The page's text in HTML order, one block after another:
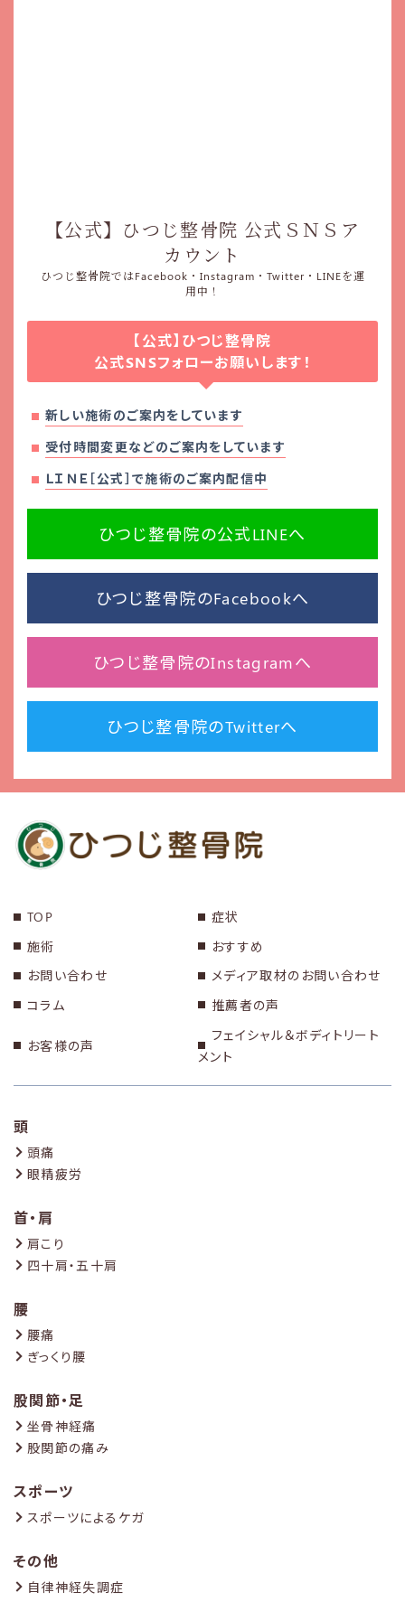
【公式】ひつじ整骨院 公式ＳＮＳア
カウント
ひつじ整骨院ではFacebook・Instagram・Twitter・LINEを運
用中！
【公式】ひつじ整骨院
公式SNSフォローお願いします！
新しい施術のご案内をしています
受付時間変更などのご案内をしています
ＬＩＮＥ［公式］で施術のご案内配信中
ひつじ整骨院の公式LINEへ
ひつじ整骨院のFacebookへ
ひつじ整骨院のInstagramへ
ひつじ整骨院のTwitterへ
TOP
症状
施術
おすすめ
お問い合わせ
メディア取材のお問い合わせ
コラム
推薦者の声
お客様の声
フェイシャル＆ボディトリート
メント
頭
頭痛
眼精疲労
首・肩
肩こり
四十肩・五十肩
腰
腰痛
ぎっくり腰
股関節・足
坐骨神経痛
股関節の痛み
スポーツ
スポーツによるケガ
その他
自律神経失調症